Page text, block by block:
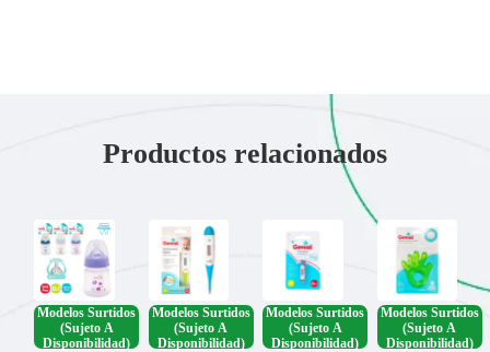
Productos relacionados
Modelos Surtidos
(Sujeto A
Disponibilidad)
Modelos Surtidos
(Sujeto A
Disponibilidad)
Modelos Surtidos
(Sujeto A
Disponibilidad)
Modelos Surtidos
(Sujeto A
Disponibilidad)